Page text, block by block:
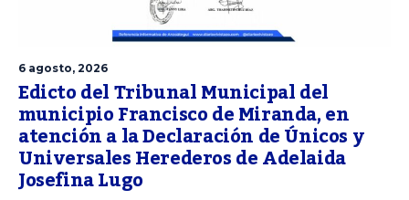
6 agosto, 2026
Edicto del Tribunal Municipal del
municipio Francisco de Miranda, en
atención a la Declaración de Únicos y
Universales Herederos de Adelaida
Josefina Lugo